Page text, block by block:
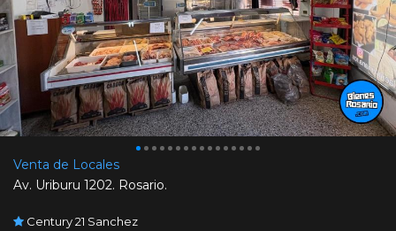
Venta de Locales
Av. Uriburu 1202. Rosario.
Century 21 Sanchez